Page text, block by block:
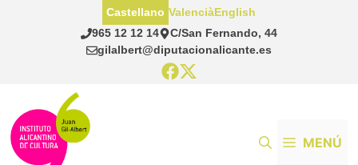
965 12 12 14
C/San Fernando, 44
gilalbert@diputacionalicante.es
Castellano ValenciàEnglish
MENÚ